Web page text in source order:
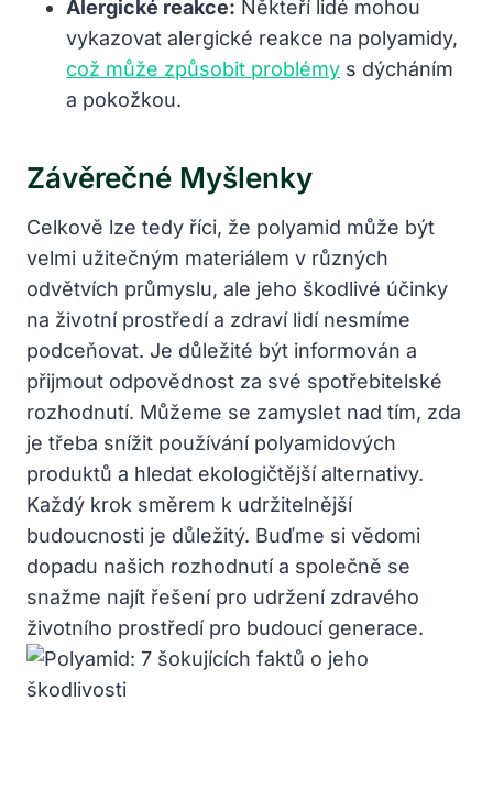
Alergické reakce: Někteří lidé mohou
vykazovat alergické reakce na polyamidy,
což může způsobit problémy s dýcháním
a pokožkou.
Závěrečné Myšlenky
Celkově lze tedy říci, že polyamid může být
velmi užitečným materiálem v různých
odvětvích průmyslu, ale jeho škodlivé účinky
na životní prostředí a zdraví lidí nesmíme
podceňovat. Je důležité být informován a
přijmout odpovědnost za své spotřebitelské
rozhodnutí. Můžeme se zamyslet nad tím, zda
je třeba snížit používání polyamidových
produktů a hledat ekologičtější alternativy.
Každý krok směrem k udržitelnější
budoucnosti je důležitý. Buďme si vědomi
dopadu našich rozhodnutí a společně se
snažme najít řešení pro udržení zdravého
životního prostředí pro budoucí generace.